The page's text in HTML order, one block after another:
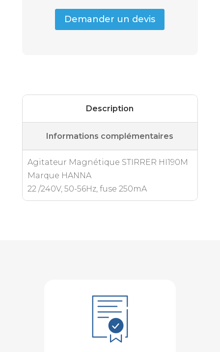
Demander un devis
Description
Informations complémentaires
Agitateur Magnétique STIRRER HI190M
Marque HANNA
22 /240V, 50-56Hz, fuse 250mA